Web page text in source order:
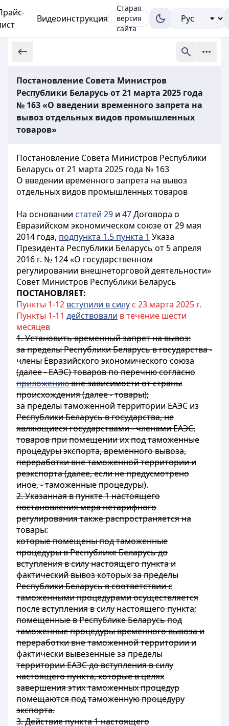
Видеоинструкция
Старая
версия
сайта
Постановление Совета Министров
Республики Беларусь от 21 марта 2025 года
№ 163 «О введении временного запрета на
вывоз отдельных видов промышленных
товаров»
Постановление Совета Министров Республики
Беларусь от 21 марта 2025 года № 163
О введении временного запрета на вывоз
отдельных видов промышленных товаров
На основании статей 29 и 47Договора о
Евразийском экономическом союзе от 29 мая
2014 года, подпункта 1.5 пункта 1 Указа
Президента Республики Беларусь от 5 апреля
2016 г. № 124 «О государственном
регулировании внешнеторговой деятельности»
Совет Министров Республики Беларусь
ПОСТАНОВЛЯЕТ:
Пункты 1-12 вступили в силу с 23 марта 2025 г.
Пункты 1-11 действовали в течение шести
месяцев
1. Установить временный запрет на вывоз:
за пределы Республики Беларусь в государства -
члены Евразийского экономического союза
(далее - ЕАЭС) товаров по перечню согласно
приложениювне зависимости от страны
происхождения (далее - товары);
за пределы таможенной территории ЕАЭС из
Республики Беларусь в государства, не
являющиеся государствами - членами ЕАЭС,
товаров при помещении их под таможенные
процедуры экспорта, временного вывоза,
переработки вне таможенной территории и
реэкспорта (далее, если не предусмотрено
иное, - таможенные процедуры).
2. Указанная в пункте 1 настоящего
постановления мера нетарифного
регулирования также распространяется на
товары:
которые помещены под таможенные
процедуры в Республике Беларусь до
вступления в силу настоящего пункта и
фактический вывоз которых за пределы
Республики Беларусь в соответствии с
таможенными процедурами осуществляется
после вступления в силу настоящего пункта;
помещенные в Республике Беларусь под
таможенные процедуры временного вывоза и
переработки вне таможенной территории и
фактически вывезенные за пределы
территории ЕАЭС до вступления в силу
настоящего пункта, которые в целях
завершения этих таможенных процедур
помещаются под таможенную процедуру
экспорта.
3. Действие пункта 1 настоящего